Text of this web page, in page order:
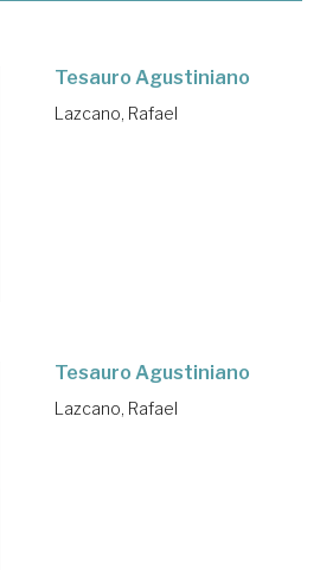
Tesauro Agustiniano
Lazcano, Rafael
Tesauro Agustiniano
Lazcano, Rafael